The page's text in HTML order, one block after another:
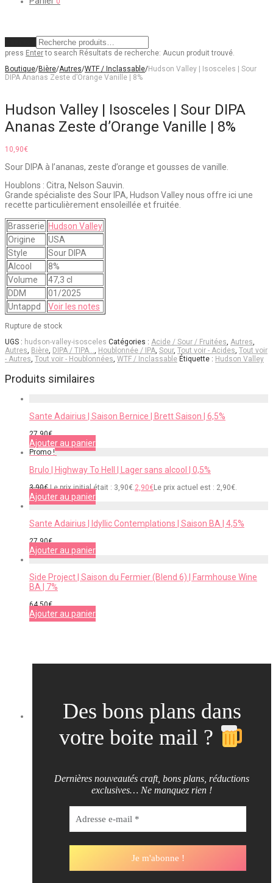
press Enterto search Résultats de recherche: Aucun produit trouvé.
Boutique/Bière/Autres/WTF / Inclassable/Hudson Valley | Isosceles | Sour
DIPA Ananas Zeste d’Orange Vanille | 8%
Hudson Valley | Isosceles | Sour DIPA
Ananas Zeste d’Orange Vanille | 8%
10,90€
Sour DIPA à l’ananas, zeste d’orange et gousses de vanille.
Houblons : Citra, Nelson Sauvin.
Grande spécialiste des Sour IPA, Hudson Valley nous offre ici une
recette particulièrement ensoleillée et fruitée.
Brasserie Hudson Valley
Origine
USA
Style
Sour DIPA
Alcool
8%
Volume
47,3 cl
DDM
01/2025
Untappd
Voir les notes
Rupture de stock
UGS : hudson-valley-isosceles Catégories : Acide / Sour / Fruitées, Autres,
Autres, Bière, DIPA / TIPA…, Houblonnée / IPA, Sour, Tout voir - Acides, Tout voir
- Autres, Tout voir - Houblonnées, WTF / Inclassable Étiquette : Hudson Valley
Produits similaires
Sante Adairius | Saison Bernice | Brett Saison | 6,5%
27,90€
Ajouter au panier
Promo !
Brulo | Highway To Hell | Lager sans alcool | 0,5%
3,90€ Le prix initial était : 3,90€.2,90€Le prix actuel est : 2,90€.
Ajouter au panier
Sante Adairius | Idyllic Contemplations | Saison BA | 4,5%
27,90€
Ajouter au panier
Side Project | Saison du Fermier (Blend 6) | Farmhouse Wine
BA | 7%
64,50€
Ajouter au panier
Des bons plans dans
votre boite mail ?
Dernières nouveautés craft, bons plans, réductions
exclusives… Ne manquez rien !